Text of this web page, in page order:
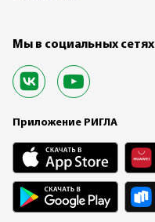
Мы в социальных сетях
Приложение РИГЛА